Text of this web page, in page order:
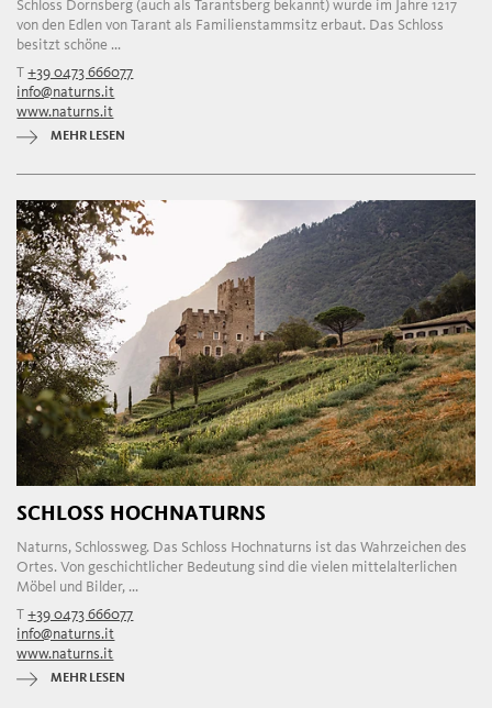
Schloss Dornsberg (auch als Tarantsberg bekannt) wurde im Jahre 1217
von den Edlen von Tarant als Familienstammsitz erbaut. Das Schloss
besitzt schöne ...
T+39 0473 666077
info@naturns.it
www.naturns.it
MEHR LESEN
SCHLOSS HOCHNATURNS
Naturns, Schlossweg. Das Schloss Hochnaturns ist das Wahrzeichen des
Ortes. Von geschichtlicher Bedeutung sind die vielen mittelalterlichen
Möbel und Bilder, ...
T+39 0473 666077
info@naturns.it
www.naturns.it
MEHR LESEN